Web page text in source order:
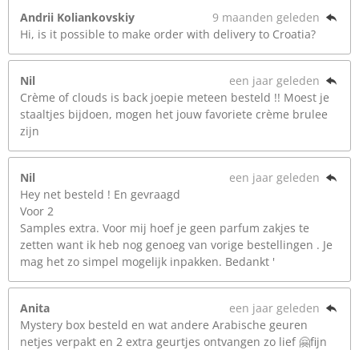
Andrii Koliankovskiy
9 maanden geleden
Hi, is it possible to make order with delivery to Croatia?
Nil
een jaar geleden
Crème of clouds is back joepie meteen besteld !! Moest je
staaltjes bijdoen, mogen het jouw favoriete crème brulee
zijn
Nil
een jaar geleden
Hey net besteld ! En gevraagd
Voor 2
Samples extra. Voor mij hoef je geen parfum zakjes te
zetten want ik heb nog genoeg van vorige bestellingen . Je
mag het zo simpel mogelijk inpakken. Bedankt '
Anita
een jaar geleden
Mystery box besteld en wat andere Arabische geuren
netjes verpakt en 2 extra geurtjes ontvangen zo lief 🤗fijn